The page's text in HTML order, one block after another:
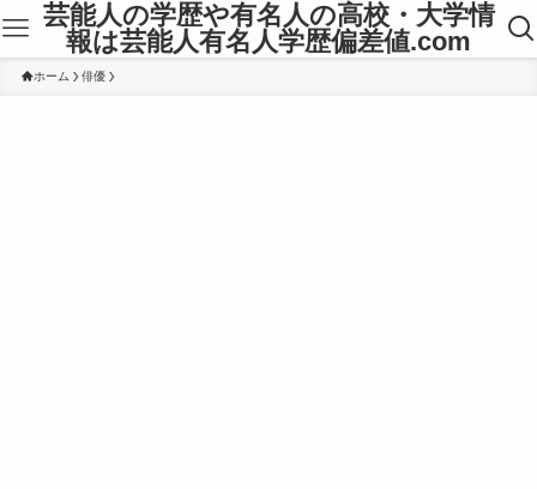
芸能人の学歴や有名人の高校・大学情
報は芸能人有名人学歴偏差値.com
ホーム 俳優